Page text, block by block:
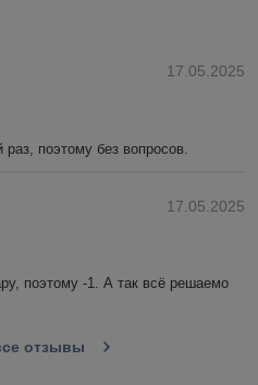
17.05.2025
поэтому без вопросов.
17.05.2025
поэтому -1. А так всё решаемо
отзывы